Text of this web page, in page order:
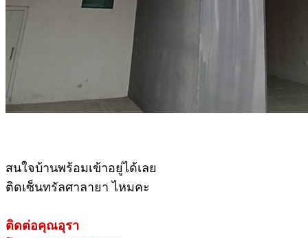
สนใจบ้านพร้อมเข้าอยู่ได้เลย
ติดเซ็นทรัลศาลายา ไหมคะ
ติดต่อคุณอุรา